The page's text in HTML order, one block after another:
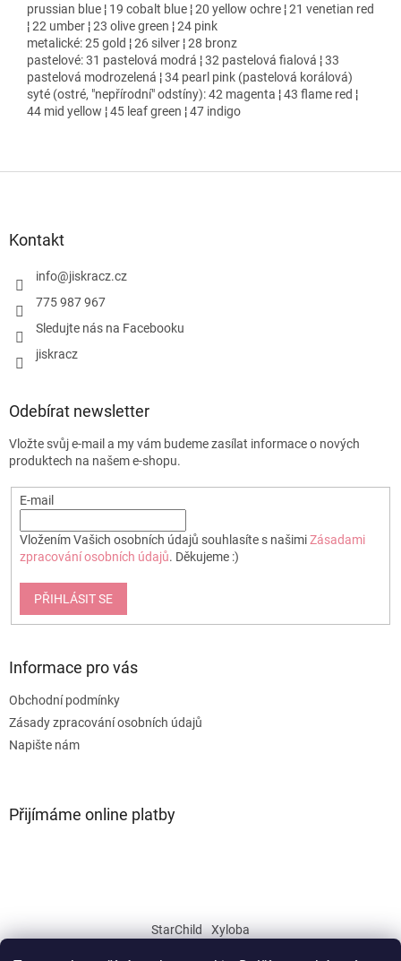
prussian blue ¦ 19 cobalt blue ¦ 20 yellow ochre ¦ 21 venetian red
¦ 22 umber ¦ 23 olive green ¦ 24 pink
metalické: 25 gold ¦ 26 silver ¦ 28 bronz
pastelové: 31 pastelová modrá ¦ 32 pastelová fialová ¦ 33
pastelová modrozelená ¦ 34 pearl pink (pastelová korálová)
syté (ostré, "nepřírodní" odstíny): 42 magenta ¦ 43 flame red ¦
44 mid yellow ¦ 45 leaf green ¦ 47 indigo
Kontakt
info@jiskracz.cz
775 987 967
Sledujte nás na Facebooku
jiskracz
Odebírat newsletter
Vložte svůj e-mail a my vám budeme zasílat informace o nových
produktech na našem e-shopu.
E-mail
Vložením Vašich osobních údajů souhlasíte s našimiZásadami
zpracování osobních údajů. Děkujeme :)
PŘIHLÁSIT SE
Informace pro vás
Obchodní podmínky
Zásady zpracování osobních údajů
Napište nám
Přijímáme online platby
StarChild Xyloba